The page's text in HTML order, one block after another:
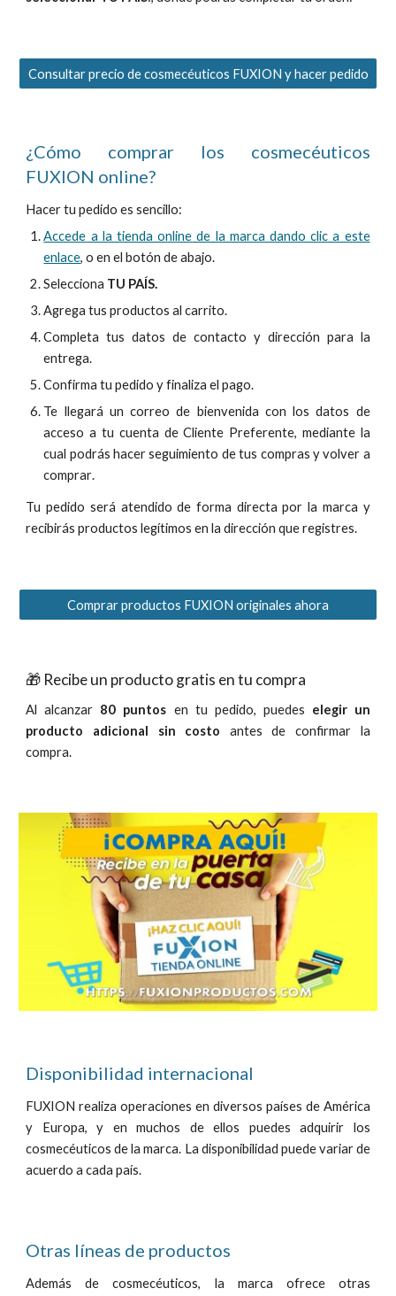
Consultar precio de cosmecéuticos FUXION y hacer pedido
¿Cómo comprar los cosmecéuticos
FUXION online?
Hacer tu pedido es sencillo:
Accede a la tienda online de la marca dando clic a este
enlace, o en el botón de abajo.
Selecciona TU PAÍS.
Agrega tus productosal carrito.
Completatus datos de contacto y dirección para la
entrega.
Confirma tu pedido y finaliza el pago.
Te llegará un correo de bienvenida con los datos de
acceso a tu cuenta de Cliente Preferente, mediante la
cual podrás hacer seguimiento detus compras y volver a
comprar.
Tu pedido será atendido de forma directa por la marca y
recibirás productoslegítimos en la dirección que registres.
Comprar productos FUXION originales ahora
🎁 Recibe un producto gratis en tu compra
Al alcanzar 80 puntos en tu pedido, puedes elegir un
producto adicional sin costo antes de confirmar la
compra.
Disponibilidad internacional
FUXION realiza operaciones en diversos países de América
y Europa, y en muchos de ellos puedesadquirir los
cosmecéuticosdela marca. La disponibilidad puede variarde
acuerdo acadapaís.
Otras líneas de productos
Además de cosmecéuticos, la marca ofrece otras